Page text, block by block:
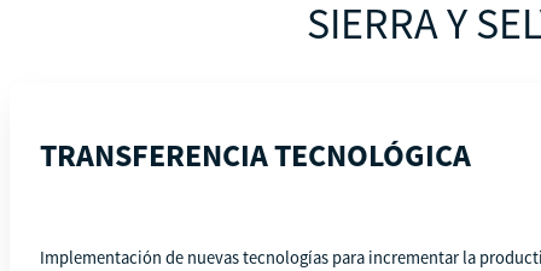
SIERRA Y
TRANSFERENCIA TECNOLÓGICA
Implementación de nuevas tecnologías para incrementar la